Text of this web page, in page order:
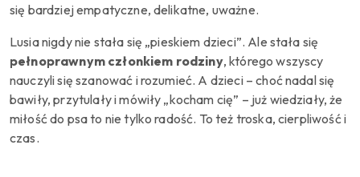
się bardziej empatyczne, delikatne, uważne.
Lusia nigdy nie stała się „pieskiem dzieci”. Ale stała się
pełnoprawnym członkiem rodziny, którego wszyscy
nauczyli się szanować i rozumieć. A dzieci – choć nadal się
bawiły, przytulały i mówiły „kocham cię” – już wiedziały, że
miłość do psa to nie tylko radość. To też troska, cierpliwość i
czas.